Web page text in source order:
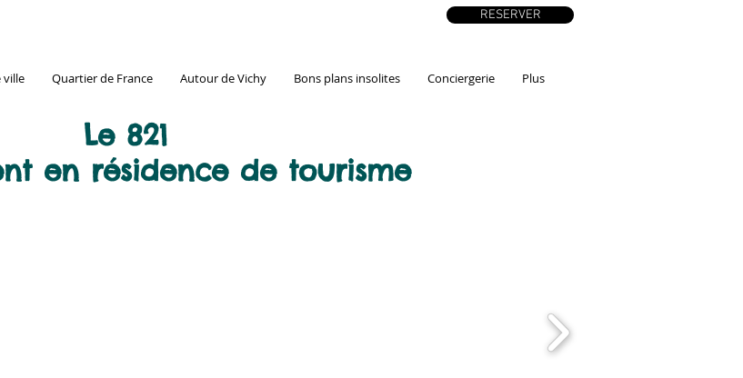
RESERVER
ville Quartier de France Autour de Vichy Bons plans insolites Conciergerie Plus
Le 821
en résidence de tourisme